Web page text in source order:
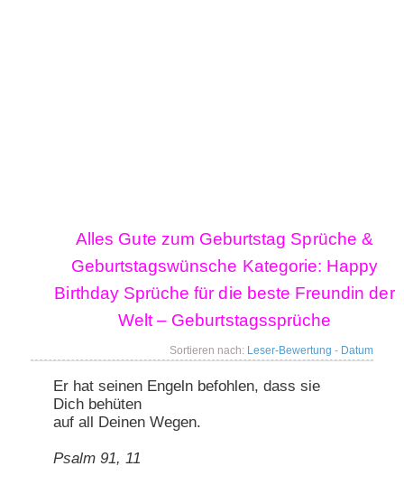
Hauptmenü
Zum primären Inhalt springen
Zum sekundären Inhalt springen
Alles Gute zum Geburtstag Sprüche &
Geburtstagswünsche Kategorie: Happy
Birthday Sprüche für die beste Freundin der
Welt – Geburtstagssprüche
Sortieren nach: Leser-Bewertung - Datum
Er hat seinen Engeln befohlen, dass sie
Dich behüten
auf all Deinen Wegen.
Psalm 91, 11